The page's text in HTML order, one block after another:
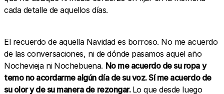
cada detalle de aquellos días.
El recuerdo de aquella Navidad es borroso. No me acuerdo
de las conversaciones, ni de dónde pasamos aquel año
Nochevieja ni Nochebuena. No me acuerdo de su ropa y
temo no acordarme algún día de su voz. Sí me acuerdo de
su olor y de su manera de rezongar. Lo que desde luego